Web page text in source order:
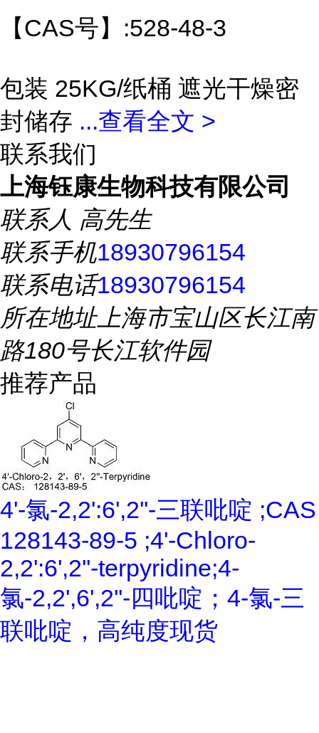
【CAS号】:528-48-3
包装 25KG/纸桶 遮光干燥密
封储存 ...查看全文 >
联系我们
上海钰康生物科技有限公司
联系人 高先生
联系手机18930796154
联系电话18930796154
所在地址上海市宝山区长江南
路180号长江软件园
推荐产品
4'-氯-2,2':6',2''-三联吡啶 ;CAS
128143-89-5 ;4'-Chloro-
2,2':6',2''-terpyridine;4-
氯-2,2',6',2''-四吡啶；4-氯-三
联吡啶，高纯度现货